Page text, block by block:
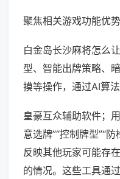
聚焦相关游戏功能优势
白金岛长沙麻将怎么
型、智能出牌策略、
摸等操作，通过AI算
皇豪互众辅助软件；
意选牌”“控制牌型”“
反映其他玩家可能存
的情况。这些工具通